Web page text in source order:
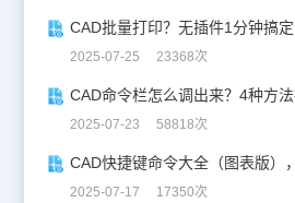
2025-07-25 23368次
2025-07-23 58818次
2025-07-17 17350次